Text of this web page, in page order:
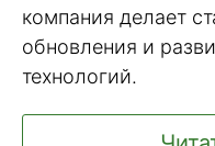
компания делает
обновления и
технологий.